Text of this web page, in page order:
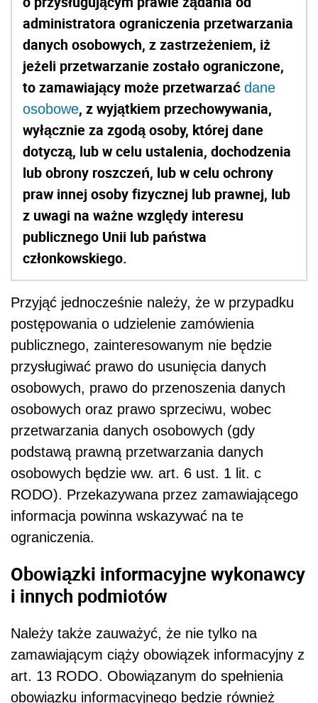
administratora ograniczenia przetwarzania
danych osobowych, z zastrzeżeniem, iż
jeżeli przetwarzanie zostało ograniczone,
to zamawiający może przetwarzać dane
osobowe, z wyjątkiem przechowywania,
wyłącznie za zgodą osoby, której dane
dotyczą, lub w celu ustalenia, dochodzenia
lub obrony roszczeń, lub w celu ochrony
praw innej osoby fizycznej lub prawnej, lub
z uwagi na ważne względy interesu
publicznego Unii lub państwa
członkowskiego.
Przyjąć jednocześnie należy, że w przypadku
postępowania o udzielenie zamówienia
publicznego, zainteresowanym nie będzie
przysługiwać prawo do usunięcia danych
osobowych, prawo do przenoszenia danych
osobowych oraz prawo sprzeciwu, wobec
przetwarzania danych osobowych (gdy
podstawą prawną przetwarzania danych
osobowych będzie ww. art. 6 ust. 1 lit. c
RODO). Przekazywana przez zamawiającego
informacja powinna wskazywać na te
ograniczenia.
Obowiązki informacyjne wykonawcy
i innych podmiotów
Należy także zauważyć, że nie tylko na
zamawiającym ciąży obowiązek informacyjny z
art. 13 RODO. Obowiązanym do spełnienia
obowiązku informacyjnego będzie również